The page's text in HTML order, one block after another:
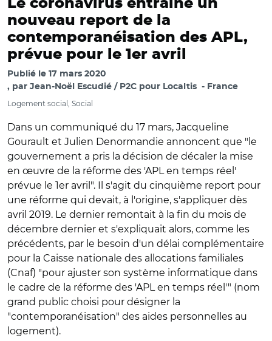
Le coronavirus entraîne un
nouveau report de la
contemporanéisation des APL,
prévue pour le 1er avril
Publié le 17 mars 2020
par Jean-Noël Escudié / P2C pour Localtis France
Logement social, Social
Dans un communiqué du 17 mars, Jacqueline
Gourault et Julien Denormandie annoncent que "le
gouvernement a pris la décision de décaler la mise
en œuvre de la réforme des 'APL en temps réel'
prévue le 1er avril". Il s'agit du cinquième report pour
une réforme qui devait, à l'origine, s'appliquer dès
avril 2019. Le dernier remontait à la fin du mois de
décembre dernier et s'expliquait alors, comme les
précédents, par le besoin d'un délai complémentaire
pour la Caisse nationale des allocations familiales
(Cnaf) "pour ajuster son système informatique dans
le cadre de la réforme des 'APL en temps réel'" (nom
grand public choisi pour désigner la
"contemporanéisation" des aides personnelles au
logement).